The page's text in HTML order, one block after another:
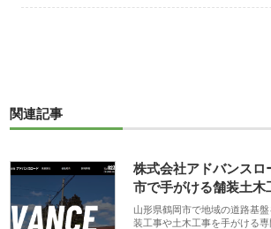
関連記事
株式会社アドバンスロ
市で手がける舗装土木
山形県鶴岡市で地域の道路基
装工事や土木工事を手がける